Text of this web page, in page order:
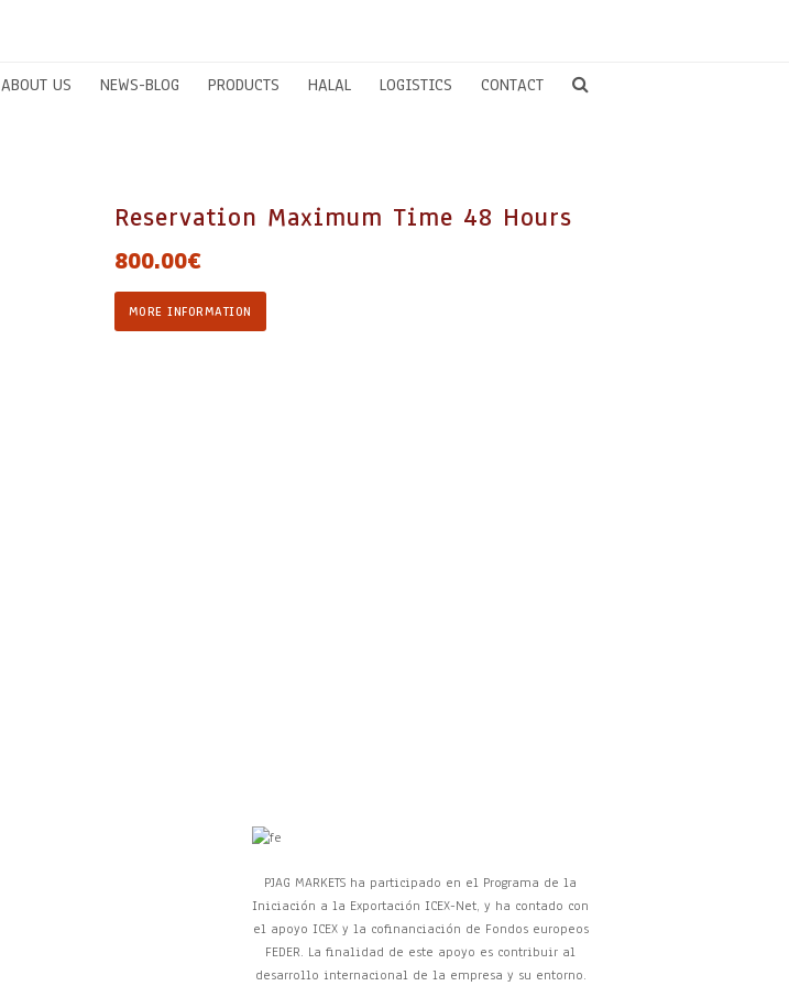
ABOUT US NEWS-BLOG PRODUCTS HALAL LOGISTICS CONTACT
Reservation Maximum Time 48 Hours
800.00€
MORE INFORMATION
PJAG MARKETS ha participado en el Programa de la
Iniciación a la Exportación ICEX-Net, y ha contado con
el apoyo ICEX y la cofinanciación de Fondos europeos
FEDER. La finalidad de este apoyo es contribuir al
desarrollo internacional de la empresa y su entorno.